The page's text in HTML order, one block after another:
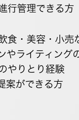
行管理できる方
食・美容・小
やライティング
やりとり経験
案ができる方